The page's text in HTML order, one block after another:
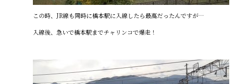
この時、JR線も同時に橋本駅に入線したら最高だったんですが…
入線後、急いで橋本駅までチャリンコで爆走！